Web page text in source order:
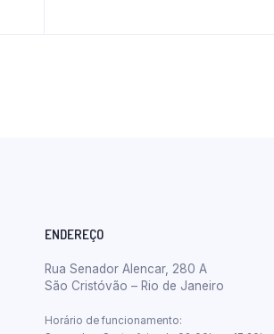
ENDEREÇO
Rua Senador Alencar, 280 A
São Cristóvão – Rio de Janeiro
Horário de funcionamento: